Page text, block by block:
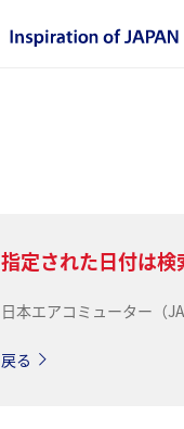
指定された日付は検
日本エアコミューター（
戻る